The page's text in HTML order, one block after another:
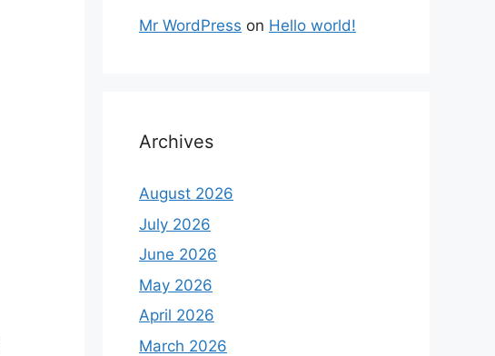
Mr WordPress on Hello world!
Archives
August 2026
July 2026
June 2026
May 2026
April 2026
March 2026